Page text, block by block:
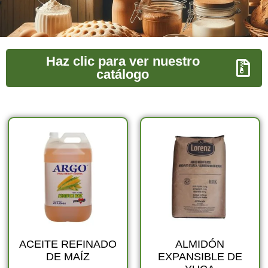
Haz clic para ver nuestro
catálogo
ACEITE REFINADO
DE MAÍZ
ALMIDÓN
EXPANSIBLE DE